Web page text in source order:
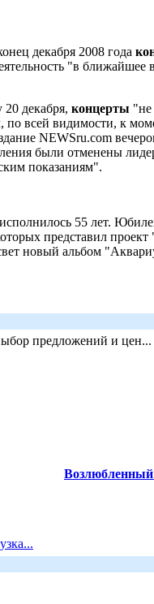
декабря 2008 года
"в ближайшее
декабря, концерты "не
по всей видимости, к
NEWSru.com
были отменены
показаниям".
55 лет.
представил
новый альбом
предложений и